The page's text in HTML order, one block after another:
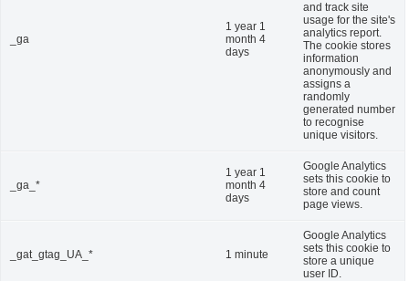
_ga
1 year 1
month 4
days
and track site
usage for the site's
analytics report.
The cookie stores
information
anonymously and
assigns a
randomly
generated number
to recognise
unique visitors.
_ga_*
1 year 1
month 4
days
Google Analytics
sets this cookie to
store and count
page views.
_gat_gtag_UA_* 1 minute
Google Analytics
sets this cookie to
store a unique
user ID.